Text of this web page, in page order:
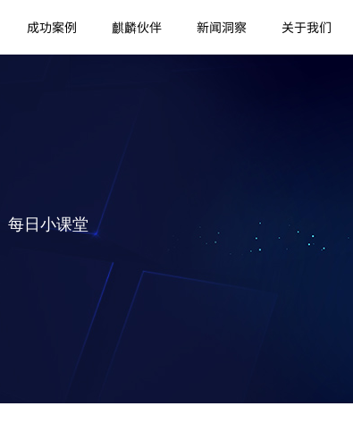
成功案例 麒麟伙伴 新闻洞察 关于我们
每日小课堂